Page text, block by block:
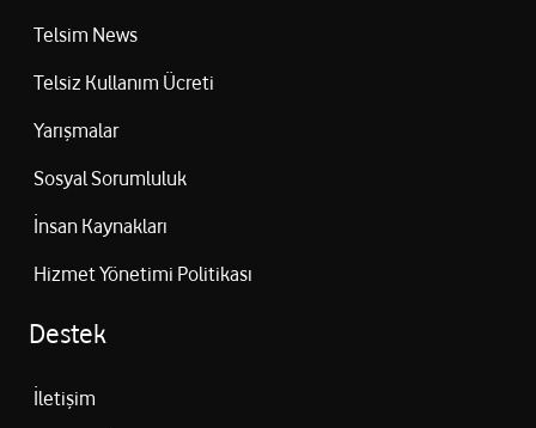
Telsim News
Telsiz Kullanım Ücreti
Yarışmalar
Sosyal Sorumluluk
İnsan Kaynakları
Hizmet Yönetimi Politikası
Destek
İletişim